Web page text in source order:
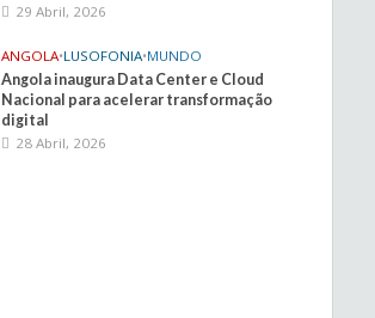
29 Abril, 2026
ANGOLA•LUSOFONIA•MUNDO
Angola inaugura Data Center e Cloud
Nacional para acelerar transformação
digital
28 Abril, 2026